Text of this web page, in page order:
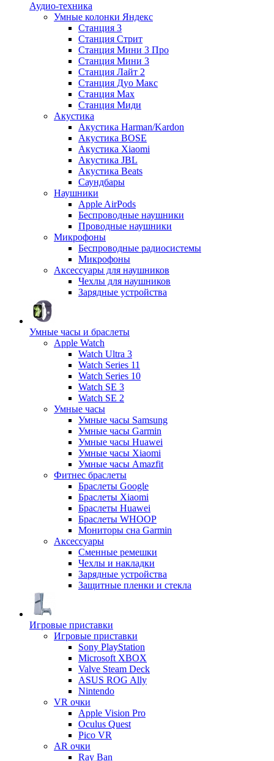
Аудио-техника
Умные колонки Яндекс
Станция 3
Станция Стрит
Станция Мини 3 Про
Станция Мини 3
Станция Лайт 2
Станция Дуо Макс
Станция Max
Станция Миди
Акустика
Акустика Harman/Kardon
Акустика BOSE
Акустика Xiaomi
Акустика JBL
Акустика Beats
Саундбары
Наушники
Apple AirPods
Беспроводные наушники
Проводные наушники
Микрофоны
Беспроводные радиосистемы
Микрофоны
Аксессуары для наушников
Чехлы для наушников
Зарядные устройства
Умные часы и браслеты
Apple Watch
Watch Ultra 3
Watch Series 11
Watch Series 10
Watch SE 3
Watch SE 2
Умные часы
Умные часы Samsung
Умные часы Garmin
Умные часы Huawei
Умные часы Xiaomi
Умные часы Amazfit
Фитнес браслеты
Браслеты Google
Браслеты Xiaomi
Браслеты Huawei
Браслеты WHOOP
Мониторы сна Garmin
Аксессуары
Сменные ремешки
Чехлы и накладки
Зарядные устройства
Защитные пленки и стекла
Игровые приставки
Игровые приставки
Sony PlayStation
Microsoft XBOX
Valve Steam Deck
ASUS ROG Ally
Nintendo
VR очки
Apple Vision Pro
Oculus Quest
Pico VR
AR очки
Ray Ban